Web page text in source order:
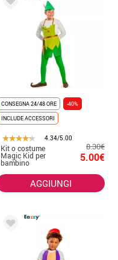
CONSEGNA 24/48 ORE
-40%
INCLUDE ACCESSORI
4.34/5.00
Kit o costume
Magic Kid per
bambino
8.30€
5.00€
AGGIUNGI